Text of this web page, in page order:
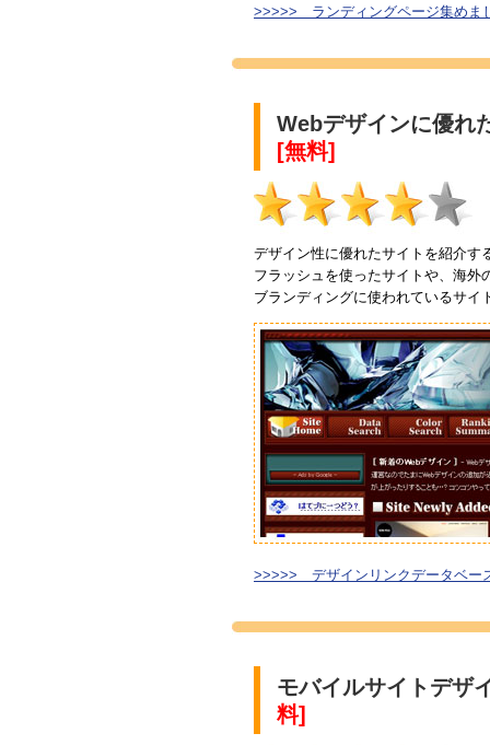
>>>>> ランディングページ集めま
Webデザインに優
[無料]
デザイン性に優れたサイトを紹介す
フラッシュを使ったサイトや、海外
ブランディングに使われているサイ
>>>>> デザインリンクデータベー
モバイルサイトデ
料]